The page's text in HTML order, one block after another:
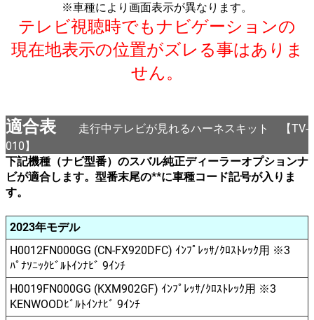
※車種により画面表示が異なります。
テレビ視聴時でもナビゲーションの
現在地表示の位置がズレる事はありま
せん。
適合表 走行中テレビが見れるハーネスキット 【TV-
010】
下記機種（ナビ型番）のスバル純正ディーラーオプションナ
ビが適合します。型番末尾の**に車種コード記号が入りま
す。
2023年モデル
H0012FN000GG (CN-FX920DFC) ｲﾝﾌﾟﾚｯｻ/ｸﾛｽﾄﾚｯｸ用 ※3
ﾊﾟﾅｿﾆｯｸﾋﾞﾙﾄｲﾝﾅﾋﾞ 9ｲﾝﾁ
H0019FN000GG (KXM902GF) ｲﾝﾌﾟﾚｯｻ/ｸﾛｽﾄﾚｯｸ用 ※3
KENWOODﾋﾞﾙﾄｲﾝﾅﾋﾞ 9ｲﾝﾁ